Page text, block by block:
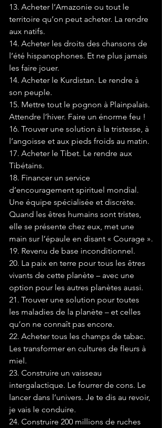
13. Acheter l’Amazonie ou tout le
territoire qu’on peut acheter. La rendre
aux natifs.
14. Acheter les droits des chansons de
l’été hispanophones. Et ne plus jamais
les faire jouer.
14. Acheter le Kurdistan. Le rendre à
son peuple.
15. Mettre tout le pognon à Plainpalais.
Attendre l’hiver. Faire un énorme feu !
16. Trouver une solution à la tristesse, à
l’angoisse et aux pieds froids au matin.
17. Acheter le Tibet. Le rendre aux
Tibétains.
18. Financer un service
d’encouragement spirituel mondial.
Une équipe spécialisée et discrète.
Quand les êtres humains sont tristes,
elle se présente chez eux, met une
main sur l’épaule en disant « Courage ».
19. Revenu de base inconditionnel.
20. La paix en terre pour tous les êtres
vivants de cette planète – avec une
option pour les autres planètes aussi.
21. Trouver une solution pour toutes
les maladies de la planète – et celles
qu’on ne connaît pas encore.
22. Acheter tous les champs de tabac.
Les transformer en cultures de fleurs à
miel.
23. Construire un vaisseau
intergalactique. Le fourrer de cons. Le
lancer dans l’univers. Je te dis au revoir,
je vais le conduire.
24. Construire 200 millions de ruches